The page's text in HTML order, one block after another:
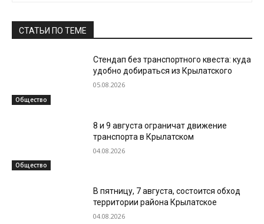
СТАТЬИ ПО ТЕМЕ
Общество
Стендап без транспортного квеста: куда
удобно добираться из Крылатского
05.08.2026
Общество
8 и 9 августа ограничат движение
транспорта в Крылатском
04.08.2026
В пятницу, 7 августа, состоится обход
территории района Крылатское
04.08.2026